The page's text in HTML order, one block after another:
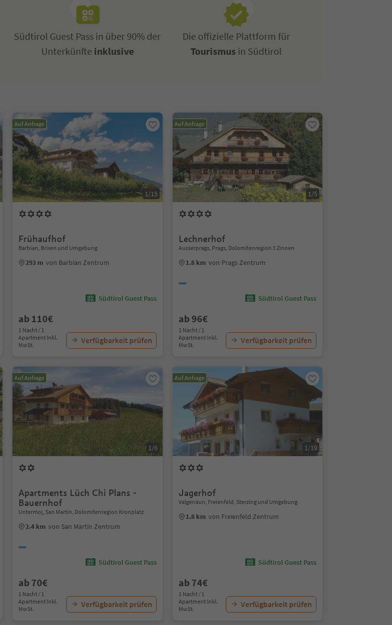
Südtirol Guest Pass in über 90% der
Unterkünfte inklusive
Die offizielle Plattform für
Tourismus in Südtirol
Auf Anfrage
1/15
Frühaufhof
Barbian, Brixen und Umgebung
293 m von Barbian Zentrum
Südtirol Guest Pass
ab 110€
1 Nacht / 1
Apartment Inkl.
MwSt.
Verfügbarkeit prüfen
Auf Anfrage
1/5
Lechnerhof
Ausserprags, Prags, Dolomitenregion 3 Zinnen
1.8 km von Prags Zentrum
Südtirol Guest Pass
ab 96€
1 Nacht / 1
Apartment Inkl.
MwSt.
Verfügbarkeit prüfen
Auf Anfrage
1/6
Apartments Lüch Chi Plans -
Bauernhof
Untermoj, San Martin, Dolomitenregion Kronplatz
2.4 km von San Martin Zentrum
Südtirol Guest Pass
ab 70€
1 Nacht / 1
Apartment Inkl.
MwSt.
Verfügbarkeit prüfen
Auf Anfrage
1/19
Jagerhof
Valgenäun, Freienfeld, Sterzing und Umgebung
1.8 km von Freienfeld Zentrum
Südtirol Guest Pass
ab 74€
1 Nacht / 1
Apartment Inkl.
MwSt.
Verfügbarkeit prüfen